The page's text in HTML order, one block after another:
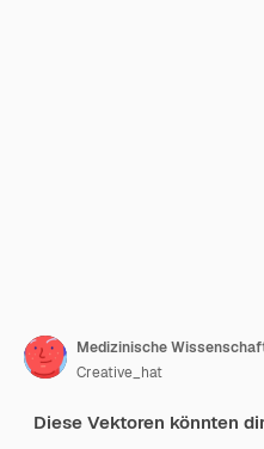
Creative_hat
Diese Vektoren könnten